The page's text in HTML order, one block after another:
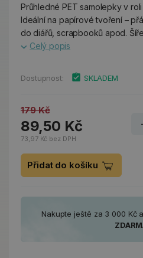
Průhledné PET samolepky v
Ideální na papírové tvoření –
do diářů, scrapbooků apod.
Celý popis
Dostupnost: SKLADEM
179 Kč
89,50 Kč
73,97 Kč bez DPH
Přidat do košíku
Nakupte ještě za 3 000 Kč